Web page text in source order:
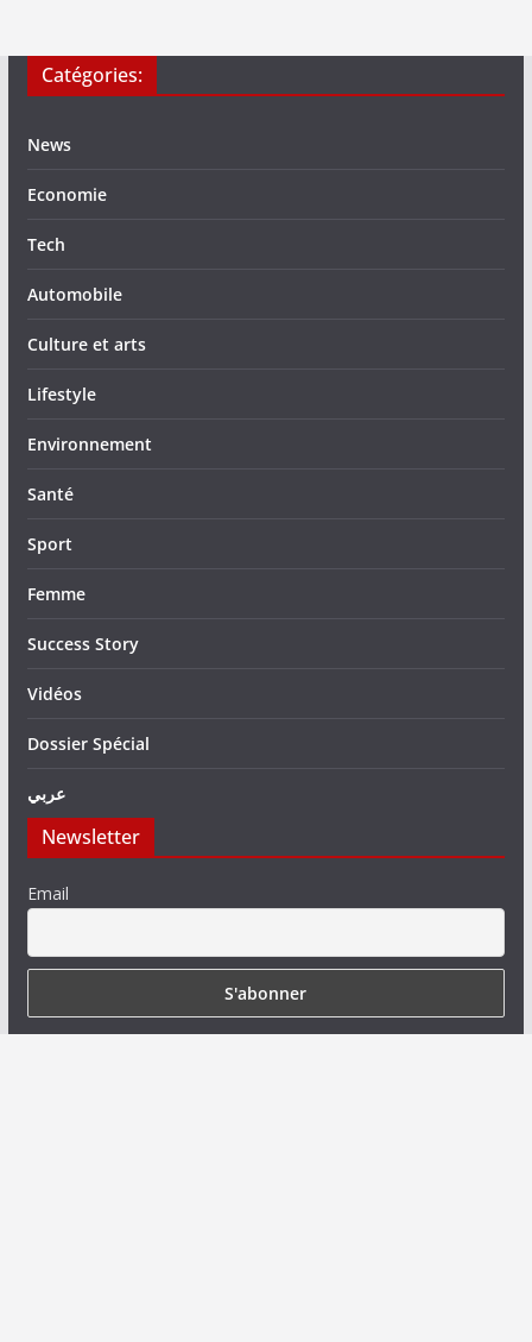
Catégories:
News
Economie
Tech
Automobile
Culture et arts
Lifestyle
Environnement
Santé
Sport
Femme
Success Story
Vidéos
Dossier Spécial
عربي
Newsletter
Email